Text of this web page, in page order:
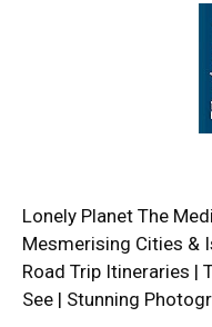
Lonely Planet The
Mesmerising Cities &
Road Trip Itineraries |
See | Stunning